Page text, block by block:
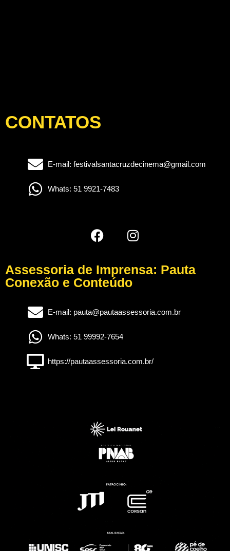
CONTATOS
E-mail: festivalsantacruzdecinema@gmail.com
Whats: 51 9921-7483
Assessoria de Imprensa: Pauta
Conexão e Conteúdo
E-mail: pauta@pautaassessoria.com.br
Whats: 51 99992-7654
https://pautaassessoria.com.br/